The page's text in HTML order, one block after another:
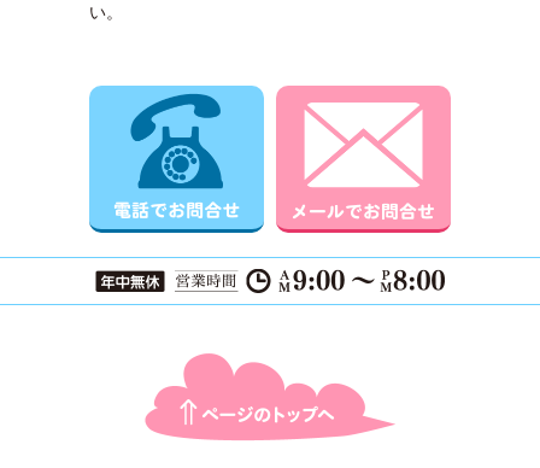
い。
電話でお問合せ